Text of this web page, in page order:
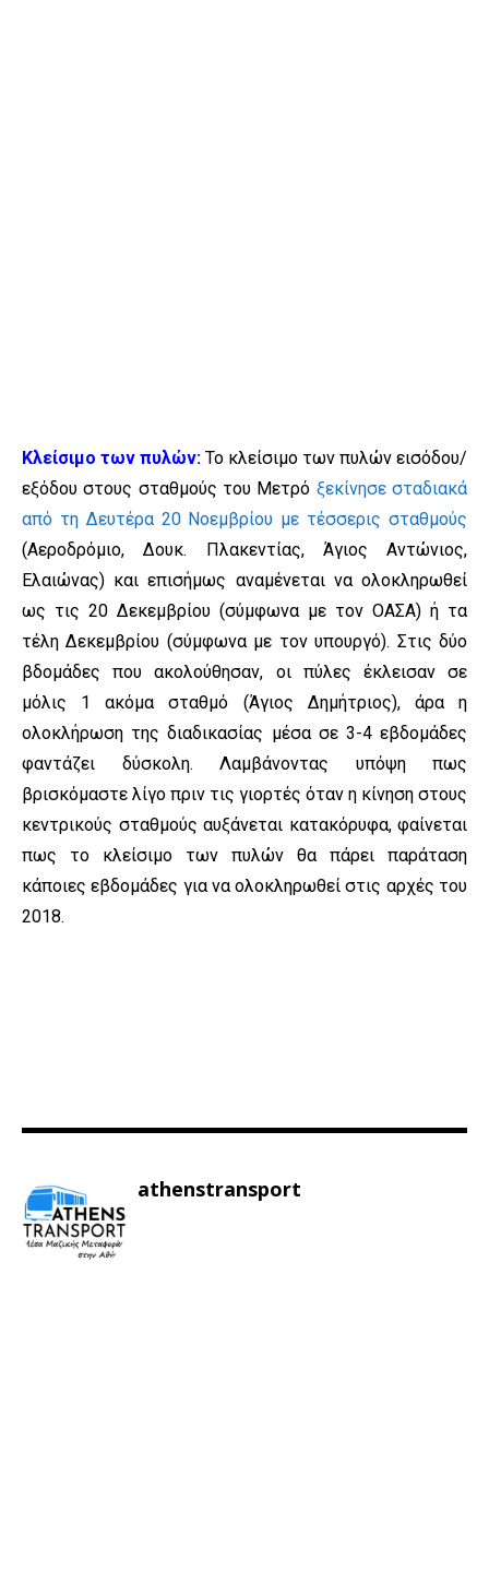
Κλείσιμο των πυλών: Το κλείσιμο των πυλών εισόδου/
εξόδου στους σταθμούς του Μετρό ξεκίνησε σταδιακά
από τη Δευτέρα 20 Νοεμβρίου με τέσσερις σταθμούς
(Αεροδρόμιο, Δουκ. Πλακεντίας, Άγιος Αντώνιος,
Ελαιώνας) και επισήμως αναμένεται να ολοκληρωθεί
ως τις 20 Δεκεμβρίου (σύμφωνα με τον ΟΑΣΑ) ή τα
τέλη Δεκεμβρίου (σύμφωνα με τον υπουργό). Στις δύο
βδομάδες που ακολούθησαν, οι πύλες έκλεισαν σε
μόλις 1 ακόμα σταθμό (Άγιος Δημήτριος), άρα η
ολοκλήρωση της διαδικασίας μέσα σε 3-4 εβδομάδες
φαντάζει δύσκολη. Λαμβάνοντας υπόψη πως
βρισκόμαστε λίγο πριν τις γιορτές όταν η κίνηση στους
κεντρικούς σταθμούς αυξάνεται κατακόρυφα, φαίνεται
πως το κλείσιμο των πυλών θα πάρει παράταση
κάποιες εβδομάδες για να ολοκληρωθεί στις αρχές του
2018.
athenstransport